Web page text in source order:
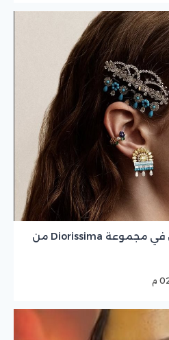
ألوان الأحجار الكريمة تتألق في مجموعة Diorissima من